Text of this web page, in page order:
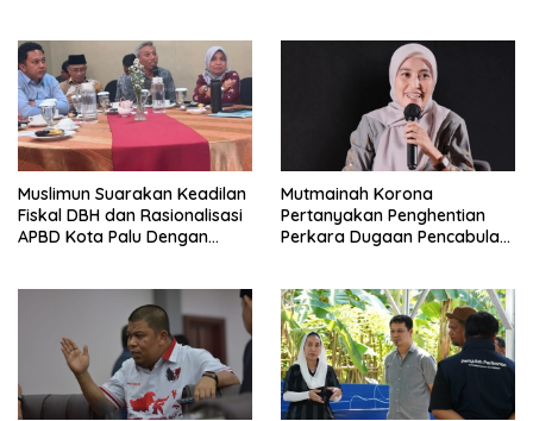
Muslimun Suarakan Keadilan
Fiskal DBH dan Rasionalisasi
APBD Kota Palu Dengan
Mutmainah Korona
Pertanyakan Penghentian
Perkara Dugaan Pencabulan